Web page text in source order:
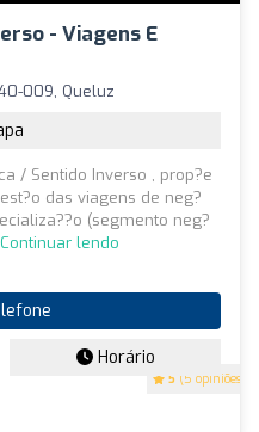
- Viagens E
5 (5 opiniões)
009, Queluz
/ Sentido Inverso , prop?e
das viagens de neg?
(segmento neg?
Continuar lendo
Horário